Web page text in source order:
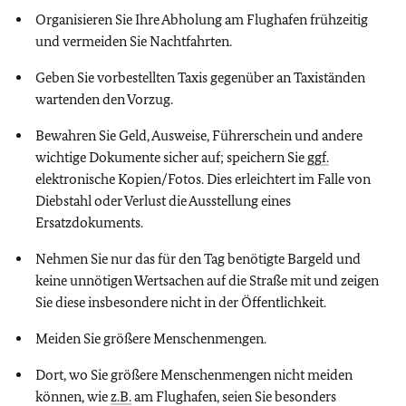
Organisieren Sie Ihre Abholung am Flughafen frühzeitig
und vermeiden Sie Nachtfahrten.
Geben Sie vorbestellten Taxis gegenüber an Taxiständen
wartenden den Vorzug.
Bewahren Sie Geld, Ausweise, Führerschein und andere
wichtige Dokumente sicher auf; speichern Sie ggf.
elektronische Kopien/Fotos. Dies erleichtert im Falle von
Diebstahl oder Verlust die Ausstellung eines
Ersatzdokuments.
Nehmen Sie nur das für den Tag benötigte Bargeld und
keine unnötigen Wertsachen auf die Straße mit und zeigen
Sie diese insbesondere nicht in der Öffentlichkeit.
Meiden Sie größere Menschenmengen.
Dort, wo Sie größere Menschenmengen nicht meiden
können, wiez.B.am Flughafen, seien Sie besonders